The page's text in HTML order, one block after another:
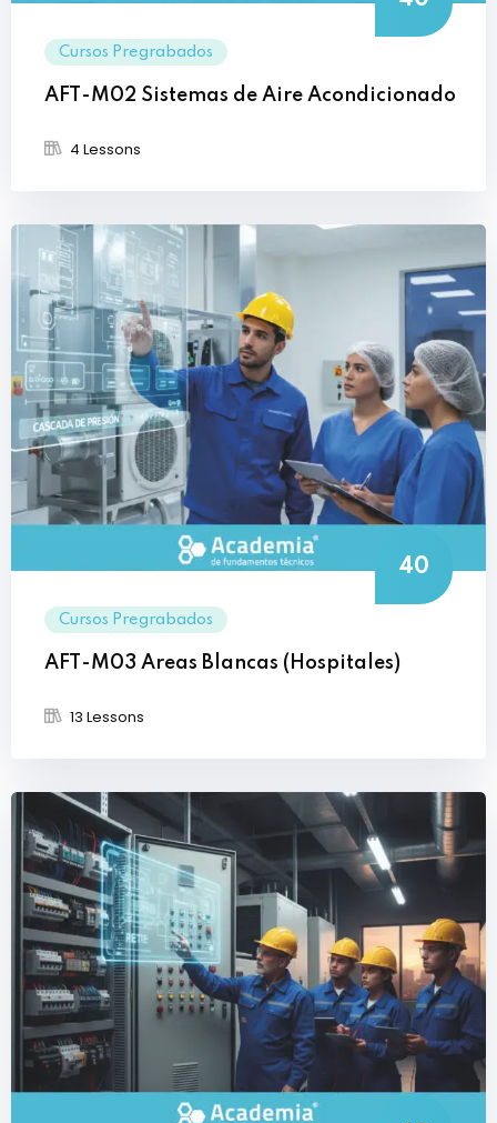
Cursos Pregrabados
AFT-M02 Sistemas de Aire Acondicionado
4 Lessons
40
Cursos Pregrabados
AFT-M03 Areas Blancas (Hospitales)
13 Lessons